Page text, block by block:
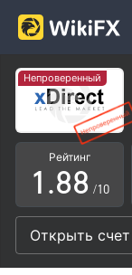
Непроверенный
Рейтинг
0
1
2
3
.
4
5
6
7
8
9
4
5
6
7
8
9
/10
Открыть